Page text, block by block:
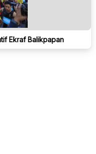
Ekraf Balikpapan